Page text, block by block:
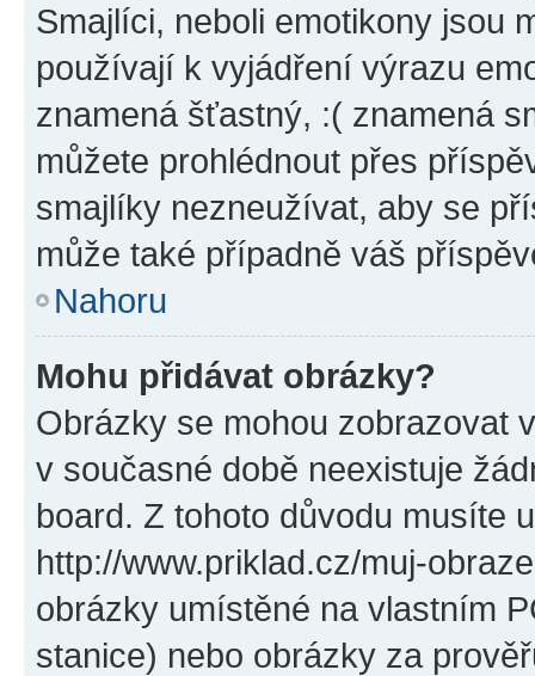
Smajlíci, neboli emotikony jsou
používají k vyjádření výrazu
znamená šťastný, :( znamená
můžete prohlédnout přes
smajlíky nezneužívat, aby se
může také případně váš
Nahoru
Mohu přidávat obrázky?
Obrázky se mohou zobrazovat
v současné době neexistuje
board. Z tohoto důvodu musíte
http://www.priklad.cz/muj-
obrázky umístěné na vlastním
stanice) nebo obrázky za